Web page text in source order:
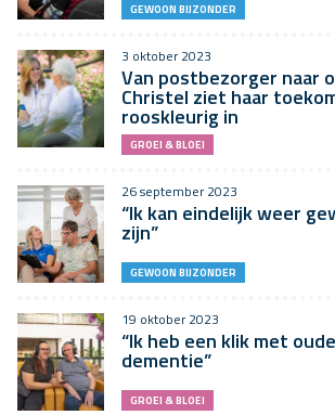
GEWOON BIJZONDER
3 oktober 2023
Van postbezorger naar
Christel ziet haar
rooskleurig in
GROEI & BLOEI
26 september 2023
“Ik kan eindelijk weer
zijn”
GEWOON BIJZONDER
19 oktober 2023
“Ik heb een klik met
dementie”
GROEI & BLOEI